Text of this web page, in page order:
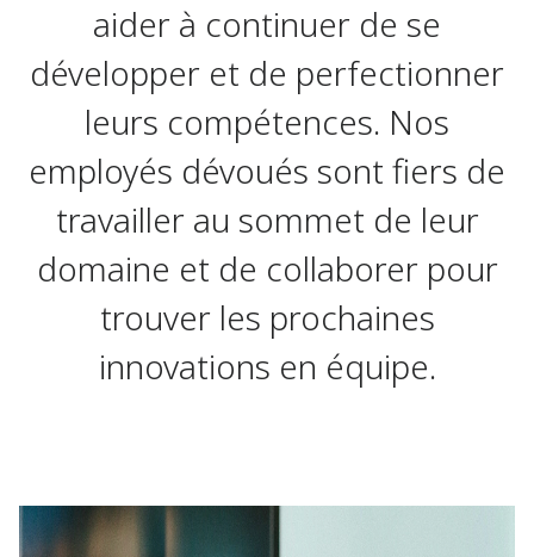
aider à continuer de se
développer et de perfectionner
leurs compétences. Nos
employés dévoués sont fiers de
travailler au sommet de leur
domaine et de collaborer pour
trouver les prochaines
innovations en équipe.